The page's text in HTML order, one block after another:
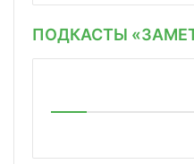
ПОДКАСТЫ